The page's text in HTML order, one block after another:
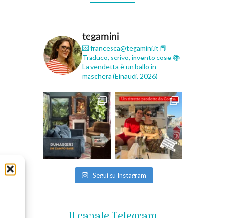
tegamini
💌 francesca@tegamini.it 📕
Traduco, scrivo, invento cose 📚
La vendetta è un ballo in
maschera (Einaudi, 2026)
Segui su Instagram